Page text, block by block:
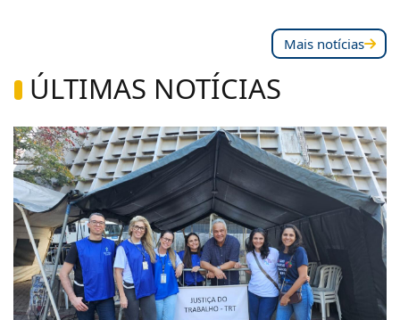
Mais notícias
ÚLTIMAS NOTÍCIAS